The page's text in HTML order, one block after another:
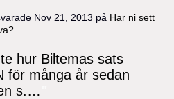
Nov 21, 2013 på Har ni sett
hur Biltemas sats
för många år sedan
s.…